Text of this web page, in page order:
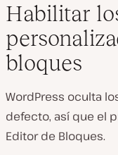
Habilitar
bloques
WordPress oculta
defecto, así que el
Editor de Bloques.